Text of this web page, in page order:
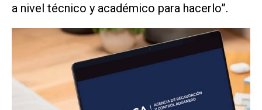
a nivel técnico y académico para hacerlo”.